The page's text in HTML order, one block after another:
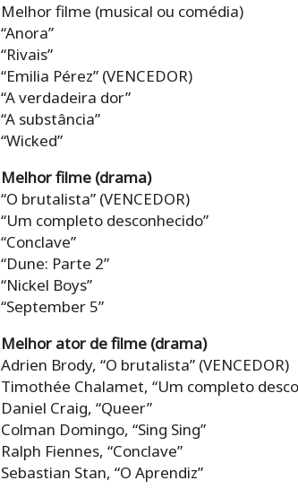
Melhor filme (musical ou comédia)
“Anora”
“Rivais”
“Emilia Pérez” (VENCEDOR)
“A verdadeira dor”
“A substância”
“Wicked”
Melhor filme (drama)
“O brutalista” (VENCEDOR)
“Um completo desconhecido”
“Conclave”
“Dune: Parte 2”
“Nickel Boys”
“September 5”
Melhor ator de filme (drama)
Adrien Brody, “O brutalista” (VENCEDOR)
Timothée Chalamet, “Um completo
Daniel Craig, “Queer”
Colman Domingo, “Sing Sing”
Ralph Fiennes, “Conclave”
Sebastian Stan, “O Aprendiz”